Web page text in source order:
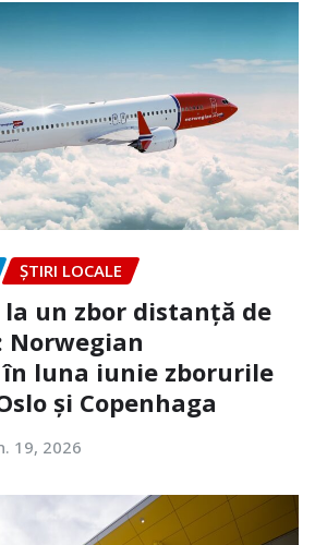
ȘTIRI LOCALE
un zbor distanță de
Norwegian
luna iunie zborurile
și Copenhaga
19, 2026